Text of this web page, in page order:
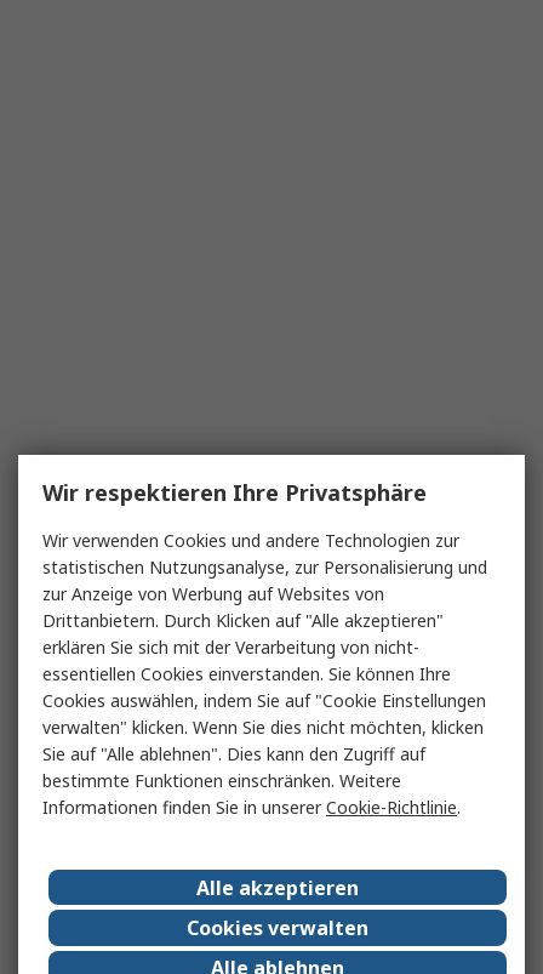
Wir respektieren Ihre Privatsphäre
Wir verwenden Cookies und andere Technologien zur
statistischen Nutzungsanalyse, zur Personalisierung und
zur Anzeige von Werbung auf Websites von
Drittanbietern. Durch Klicken auf "Alle akzeptieren"
erklären Sie sich mit der Verarbeitung von nicht-
essentiellen Cookies einverstanden. Sie können Ihre
Cookies auswählen, indem Sie auf "Cookie Einstellungen
verwalten" klicken. Wenn Sie dies nicht möchten, klicken
Sie auf "Alle ablehnen". Dies kann den Zugriff auf
bestimmte Funktionen einschränken. Weitere
Informationen finden Sie in unsererCookie-Richtlinie.
Alle akzeptieren
Cookies verwalten
Alle ablehnen